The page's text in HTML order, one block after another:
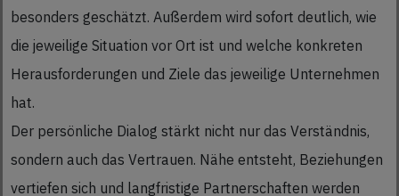
besonders geschätzt. Außerdem wird sofort deutlich, wie
die jeweilige Situation vor Ort ist und welche konkreten
Herausforderungen und Ziele das jeweilige Unternehmen
hat.
Der persönliche Dialog stärkt nicht nur das Verständnis,
sondern auch das Vertrauen. Nähe entsteht, Beziehungen
vertiefen sich und langfristige Partnerschaften werden